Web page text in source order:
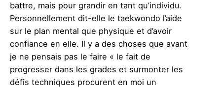
battre, mais pour grandir en tant qu’individu.
Personnellement dit-elle le taekwondo l’aide
sur le plan mental que physique et d’avoir
confiance en elle. Il y a des choses que avant
je ne pensais pas le faire « le fait de
progresser dans les grades et surmonter les
défis techniques procurent en moi un